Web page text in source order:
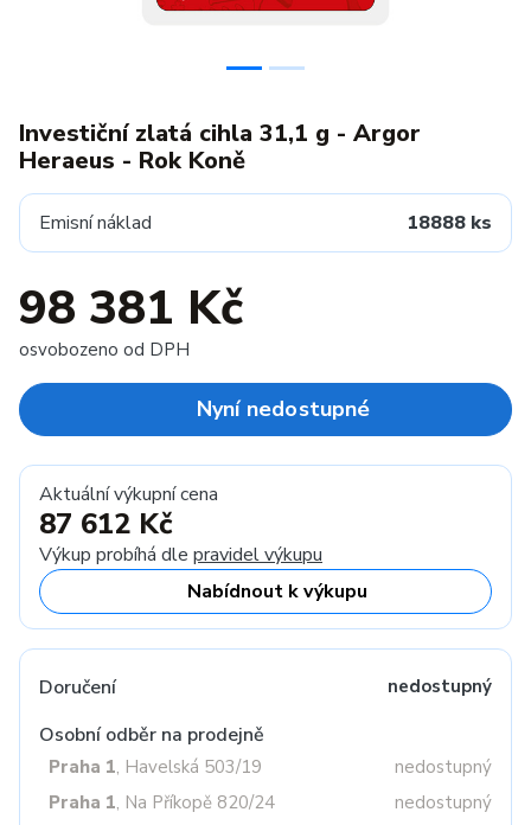
Investiční zlatá cihla 31,1 g - Argor
Heraeus - Rok Koně
Emisní náklad 18888 ks
98 381 Kč
osvobozeno od DPH
Nyní nedostupné
Aktuální výkupní cena
87 612 Kč
Výkup probíhá dle pravidel výkupu
Nabídnout k výkupu
Doručení nedostupný
Osobní odběr na prodejně
Praha 1, Havelská 503/19
nedostupný
Praha 1, Na Příkopě 820/24
nedostupný